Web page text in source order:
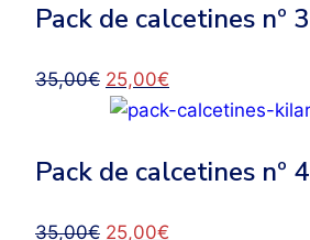
era:
es:
Pack de calcetines nº 3
35,00€ El
precio
era:
25,00€
precio
es:
Pack de calcetines nº 4
35,00€ El
25,00€